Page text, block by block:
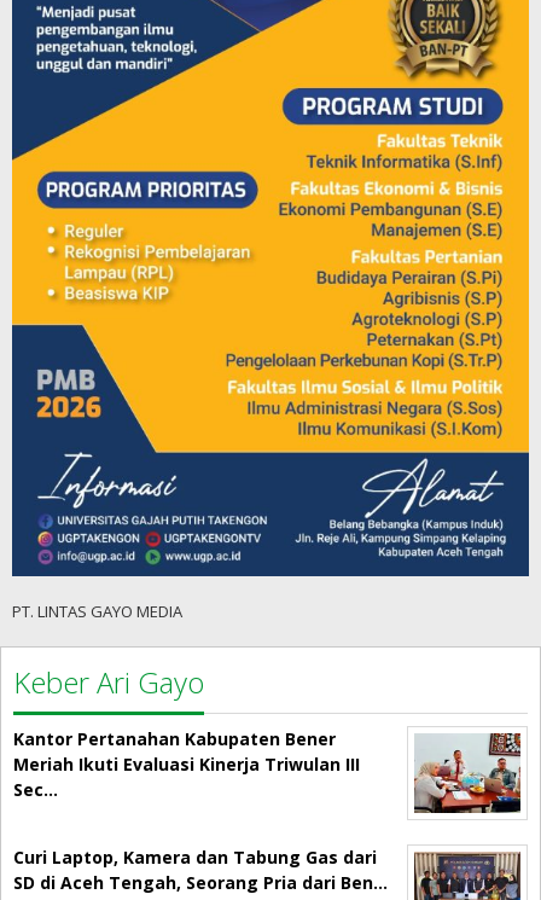
PT. LINTAS GAYO MEDIA
Keber Ari Gayo
Kantor Pertanahan Kabupaten Bener
Meriah Ikuti Evaluasi Kinerja Triwulan III
Sec…
Curi Laptop, Kamera dan Tabung Gas dari
SD di Aceh Tengah, Seorang Pria dari Ben…